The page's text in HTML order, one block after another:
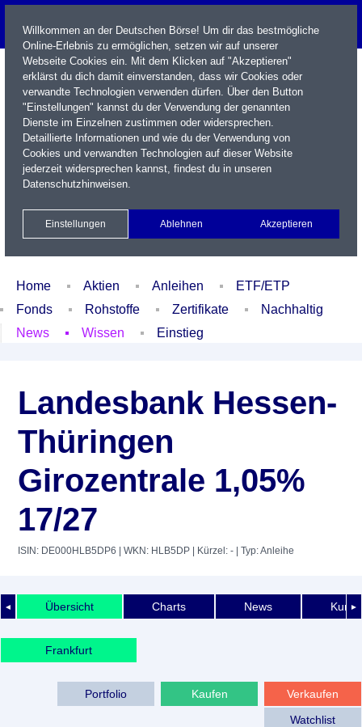
Name / WKN / ISIN / Kürzel
Xetra Realtime
Watchlist Portfolio Login
Home Aktien Anleihen
ETF/ETP
Fonds
Rohstoffe Zertifikate
Nachhaltig
News
Wissen Einstieg
Landesbank Hessen-
Thüringen
Girozentrale 1,05%
17/27
ISIN: DE000HLB5DP6 | WKN: HLB5DP | Kürzel: - | Typ: Anleihe
◄ ►
Übersicht Charts News
Frankfurt
Verkaufen
Kaufen
Portfolio
Watchlist
Willkommen an der Deutschen Börse! Um dir das bestmögliche
Online-Erlebnis zu ermöglichen, setzen wir auf unserer
Webseite Cookies ein. Mit dem Klicken auf "Akzeptieren"
erklärst du dich damit einverstanden, dass wir Cookies oder
verwandte Technologien verwenden dürfen. Über den Button
"Einstellungen" kannst du der Verwendung der genannten
Dienste im Einzelnen zustimmen oder widersprechen.
Detaillierte Informationen und wie du der Verwendung von
Cookies und verwandten Technologien auf dieser Website
jederzeit widersprechen kannst, findest du in unseren
Datenschutzhinweisen.
Einstellungen Ablehnen Akzeptieren